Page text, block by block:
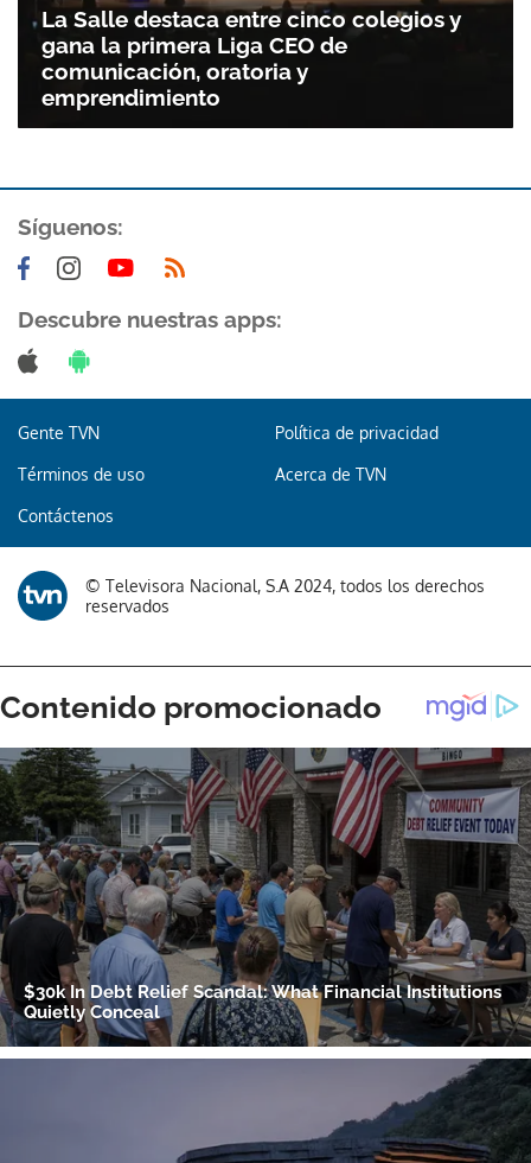
La Salle destaca entre cinco colegios y
gana la primera Liga CEO de
comunicación, oratoria y
emprendimiento
Síguenos:
Descubre nuestras apps:
Gente TVN Política de privacidad
Términos de uso Acerca de TVN
Contáctenos
© Televisora Nacional, S.A 2024, todos los derechos
reservados